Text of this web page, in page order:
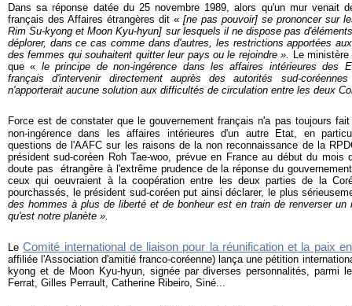
Dans sa réponse datée du 25 novembre 1989, alors qu'un mur venait
français des Affaires étrangères dit « [ne pas pouvoir] se prononcer sur
Rim Su-kyong et Moon Kyu-hyun] sur lesquels il ne dispose pas
déplorer, dans ce cas comme dans d'autres, les restrictions apportées
des femmes qui souhaitent quitter leur pays ou le rejoindre ».
Le
que « le principe de non-ingérence dans les affaires intérieures des
français d'intervenir
directement auprès des autorités sud-
n'apporterait aucune solution aux difficultés de circulation entre les deux
Force est de constater que le gouvernement français n'a pas toujours
non-ingérence dans les affaires intérieures d'un autre Etat, en
questions de l'AAFC sur les raisons de la non reconnaissance de la
président sud-coréen Roh Tae-woo, prévue en France au début du mois
doute pas étrangère à l'extrême prudence de la réponse du
ceux qui oeuvraient à la coopération entre les deux parties de la
pourchassés, le président sud-coréen put ainsi déclarer, le plus
des hommes à plus de liberté et de bonheur est en train de renverser
qu'est notre planète ».
LeComité international de liaison pour la réunification et la paix
affiliée l'Association d'amitié franco-coréenne) lança une pétition
kyong et de Moon Kyu-hyun, signée par diverses personnalités, parmi
Ferrat, Gilles Perrault, Catherine Ribeiro, Siné...